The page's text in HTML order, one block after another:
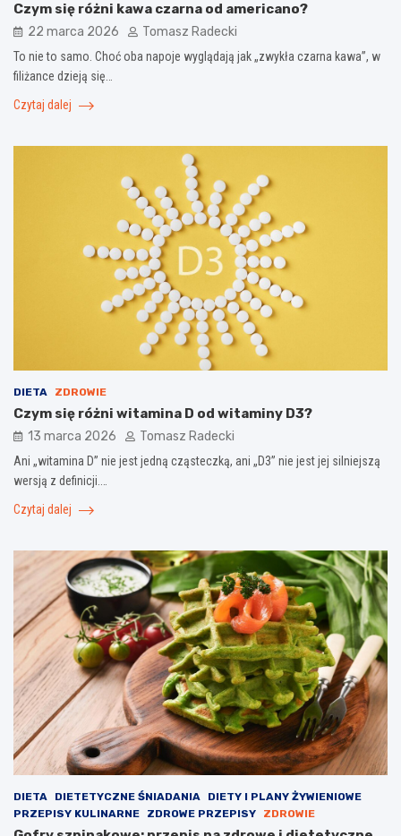
Czym się różni kawa czarna od americano?
22 marca 2026 Tomasz Radecki
To nie to samo. Choć oba napoje wyglądają jak „zwykła czarna kawa”, w
filiżance dzieją się…
Czytaj dalej
DIETA ZDROWIE
Czym się różni witamina D od witaminy D3?
13 marca 2026 Tomasz Radecki
Ani „witamina D” nie jest jedną cząsteczką, ani „D3” nie jest jej silniejszą
wersją z definicji.…
Czytaj dalej
DIETA DIETETYCZNE ŚNIADANIA
DIETY I PLANY ŻYWIENIOWE
PRZEPISY KULINARNE
ZDROWE PRZEPISY ZDROWIE